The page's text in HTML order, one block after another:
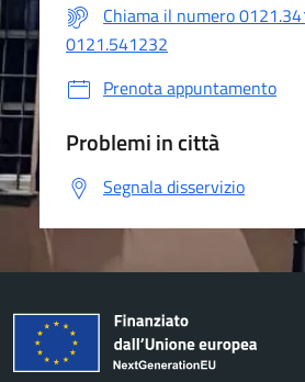
Chiama il numero
0121.541232
Prenota appuntamento
Problemi in città
Segnala disservizio